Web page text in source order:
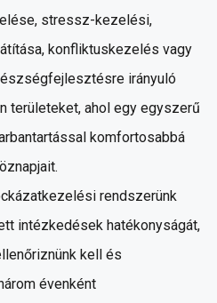
stressz-kezelési,
konfliktuskezelés vagy
irányuló
területeket, ahol egy egyszerű
komfortosabbá
rendszerünk
intézkedések hatékonyságát,
kell és
évenként